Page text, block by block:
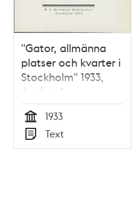
"Gator, allmänna
platser och kvarter i
Stockholm" 1933,
årgång 1
Tid
1933
Typ
Text